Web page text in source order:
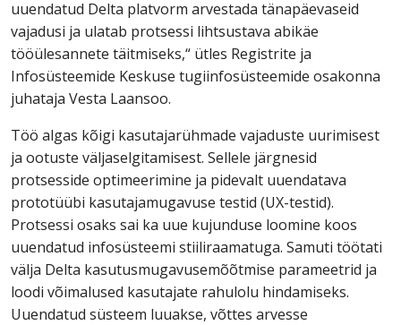
uuendatud Delta platvorm arvestada tänapäevaseid
vajadusi ja ulatab protsessi lihtsustava abikäe
tööülesannete täitmiseks,“ ütles Registrite ja
Infosüsteemide Keskuse tugiinfosüsteemide osakonna
juhataja Vesta Laansoo.
Töö algas kõigi kasutajarühmade vajaduste uurimisest
ja ootuste väljaselgitamisest. Sellele järgnesid
protsesside optimeerimine ja pidevalt uuendatava
prototüübi kasutajamugavuse testid (UX-testid).
Protsessi osaks sai ka uue kujunduse loomine koos
uuendatud infosüsteemi stiiliraamatuga. Samuti töötati
välja Delta kasutusmugavusemõõtmise parameetrid ja
loodi võimalused kasutajate rahulolu hindamiseks.
Uuendatud süsteem luuakse, võttes arvesse